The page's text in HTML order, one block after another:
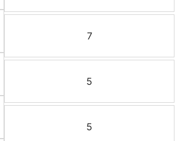
7
5
5